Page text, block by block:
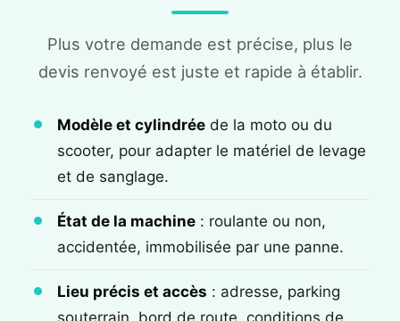
Plus votre demande est précise, plus le
devis renvoyé est juste et rapide à établir.
Modèle et cylindrée de la moto ou du
scooter, pour adapter le matériel de levage
et de sanglage.
État de la machine : roulante ou non,
accidentée, immobilisée par une panne.
Lieu précis et accès : adresse, parking
souterrain, bord de route, conditions de